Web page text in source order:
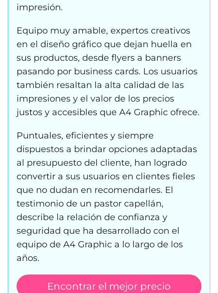
impresión.
Equipo muy amable, expertos creativos
en el diseño gráfico que dejan huella en
sus productos, desde flyers a banners
pasando por business cards. Los usuarios
también resaltan la alta calidad de las
impresiones y el valor de los precios
justos y accesibles que A4 Graphic ofrece.
Puntuales, eficientes y siempre
dispuestos a brindar opciones adaptadas
al presupuesto del cliente, han logrado
convertir a sus usuarios en clientes fieles
que no dudan en recomendarles. El
testimonio de un pastor capellán,
describe la relación de confianza y
seguridad que ha desarrollado con el
equipo de A4 Graphic a lo largo de los
años.
Encontrar el mejor precio